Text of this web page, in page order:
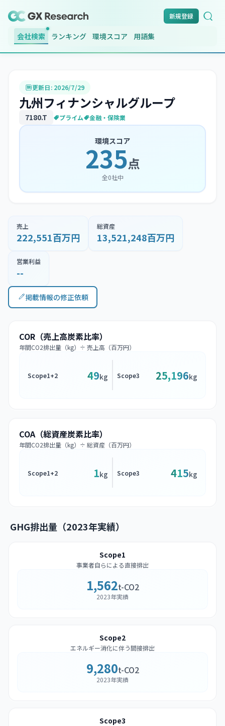
新規登録
会社検索 ランキング 環境スコア 用語集
更新日: 2026/7/29
九州フィナンシャルグループ
7180.T プライム 金融・保険業
環境スコア
235点
全0社中
売上
222,551百万円
総資産
13,521,248百万円
営業利益
--
掲載情報の修正依頼
COR（売上高炭素比率）
年間CO2排出量（kg）÷ 売上高（百万円）
Scope1+2 49kg Scope3 25,196kg
COA（総資産炭素比率）
年間CO2排出量（kg）÷ 総資産（百万円）
Scope1+2 1kg Scope3 415kg
GHG排出量（2023年実績）
Scope1
事業者自らによる直接排出
1,562t-CO2
2023年実績
Scope2
エネルギー消化に伴う間接排出
9,280t-CO2
2023年実績
Scope3